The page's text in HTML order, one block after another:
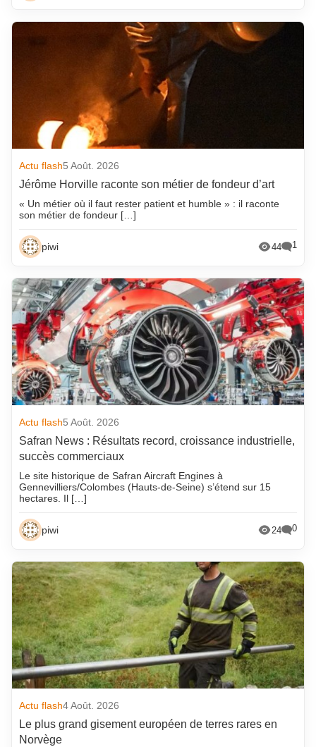
Actu flash5 Août. 2026
Jérôme Horville raconte son métier de fondeur d’art
« Un métier où il faut rester patient et humble » : il raconte
son métier de fondeur […]
piwi 44 1
Actu flash5 Août. 2026
Safran News : Résultats record, croissance industrielle,
succès commerciaux
Le site historique de Safran Aircraft Engines à
Gennevilliers/Colombes (Hauts-de-Seine) s’étend sur 15
hectares. Il […]
piwi 24 0
Actu flash4 Août. 2026
Le plus grand gisement européen de terres rares en
Norvège